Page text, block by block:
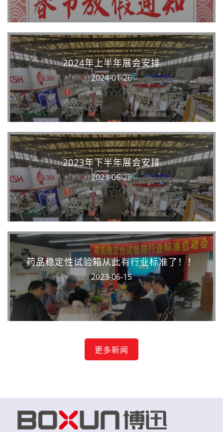
2024年上半年展会安排
2024-01-26
2023年下半年展会安排
2023-06-28
药品稳定性试验箱从此有行业标准了！！
2023-06-15
更多新闻